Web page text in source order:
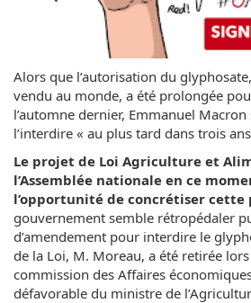
Alors que l’autorisation du
vendu au monde, a été prolongée
l’automne dernier, Emmanuel Macron
l’interdire « au plus tard dans trois
Le projet de Loi Agriculture et
l’Assemblée nationale en ce
l’opportunité de concrétiser cette
gouvernement semble rétropédaler
d’amendement pour interdire le
de la Loi, M. Moreau, a été retirée lors
commission des Affaires
défavorable du ministre de